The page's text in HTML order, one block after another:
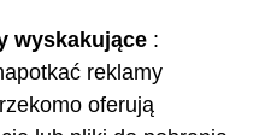
wyskakujące :
reklamy
oferują